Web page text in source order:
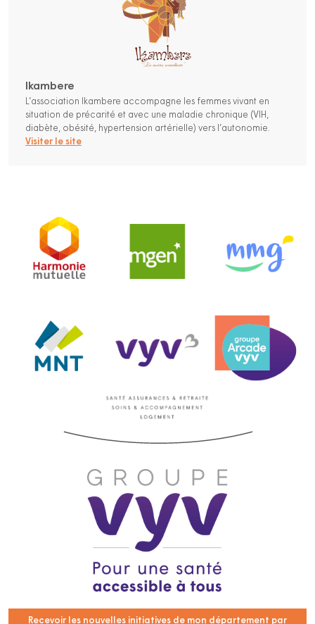
Ikambere
L’association Ikambere accompagne les femmes vivant en
situation de précarité et avec une maladie chronique (VIH,
diabète, obésité, hypertension artérielle) vers l’autonomie.
Visiter le site
Recevoir les nouvelles initiatives de mon département par